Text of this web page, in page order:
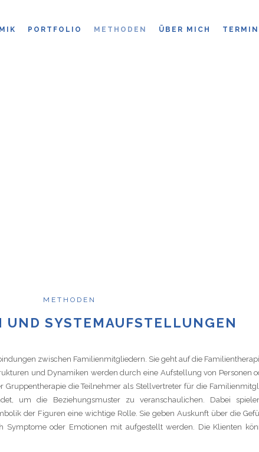
PORTFOLIO METHODEN ÜBER MICH
METHODEN
UND SYSTEMAUFSTELLUNGEN
zwischen Familienmitgliedern. Sie geht auf die
und Dynamiken werden durch eine Aufstellung von Personen
die Teilnehmer als Stellvertreter für die
um die Beziehungsmuster zu veranschaulichen. Dabei
der Figuren eine wichtige Rolle. Sie geben Auskunft über die
oder Emotionen mit aufgestellt werden. Die Klienten